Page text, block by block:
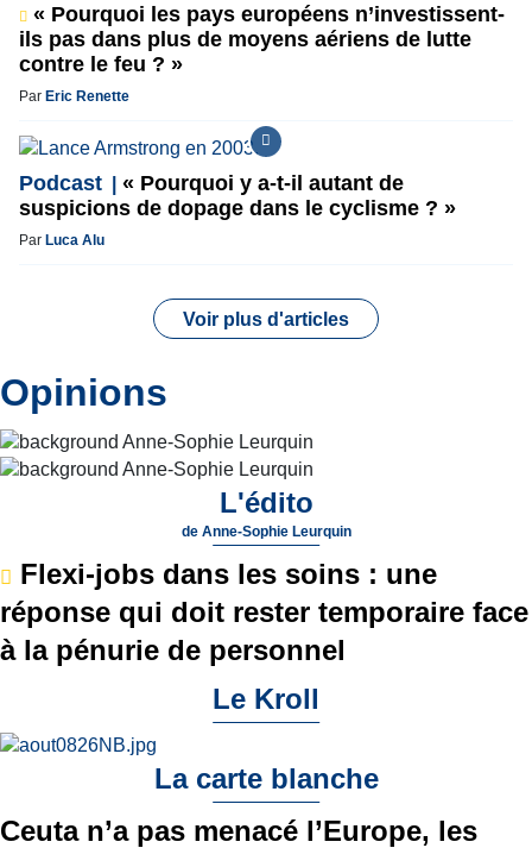
« Pourquoi les pays européens n’investissent-
ils pas dans plus de moyens aériens de lutte
contre le feu ? »
Par Eric Renette
Podcast
« Pourquoi y a-t-il autant de
suspicions de dopage dans le cyclisme ? »
Par Luca Alu
Voir plus d'articles
Opinions
L'édito
de Anne-Sophie Leurquin
Flexi-jobs dans les soins : une
réponse qui doit rester temporaire face
à la pénurie de personnel
Le Kroll
La carte blanche
Ceuta n’a pas menacé l’Europe, les